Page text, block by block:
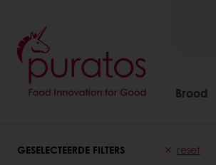
Brood
GESELECTEERDE FILTERS reset